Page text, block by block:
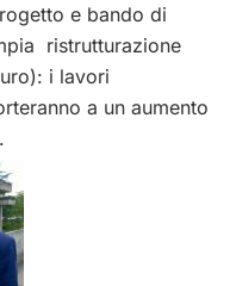
e bando di
ristrutturazione
i lavori
a un aumento